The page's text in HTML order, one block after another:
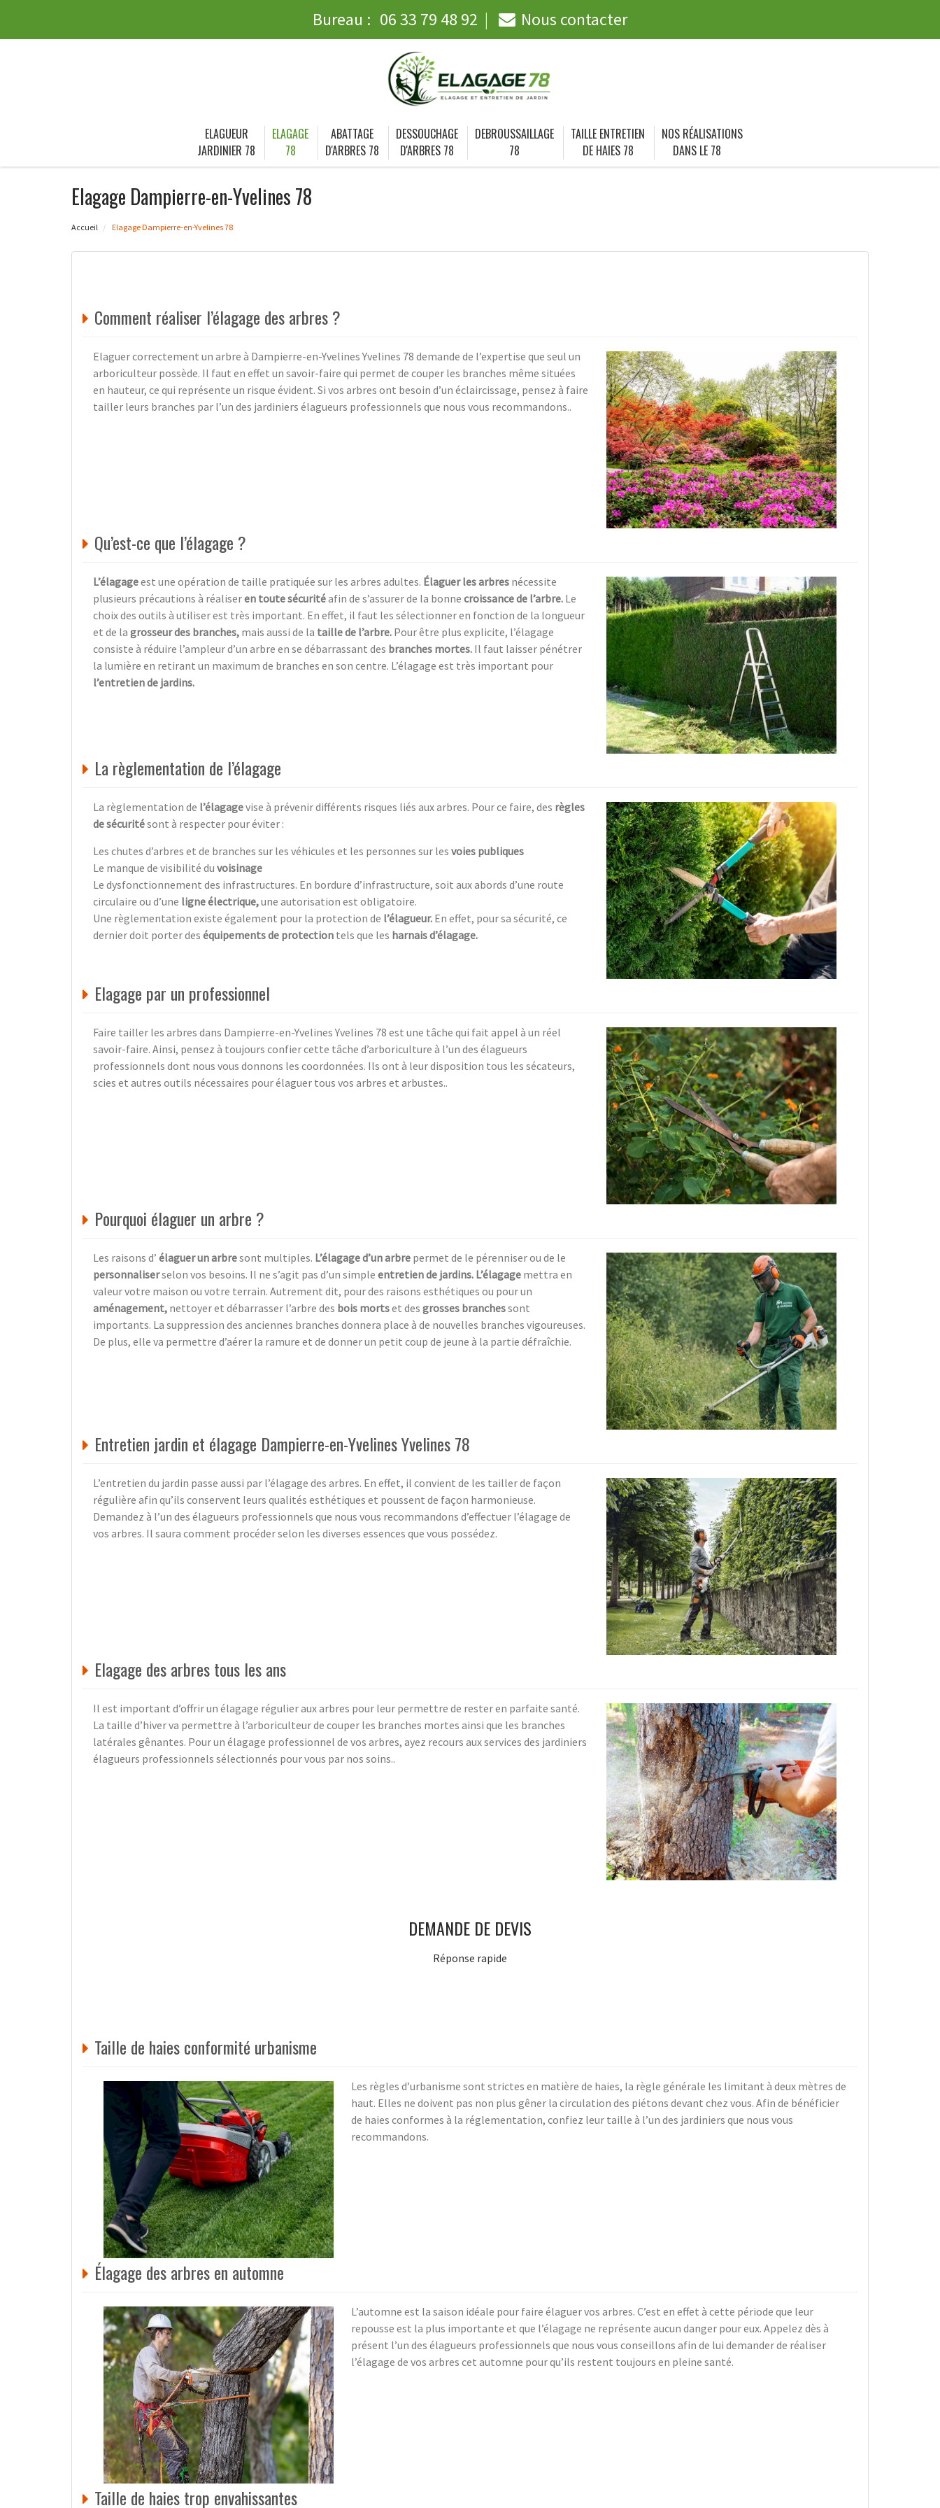
Bureau : 06 33 79 48 92 Nous contacter
ELAGUEUR
JARDINIER 78
ELAGAGE
78
ABATTAGE
D'ARBRES 78
DESSOUCHAGE
D'ARBRES 78
DEBROUSSAILLAGE
78
TAILLE ENTRETIEN
DE HAIES 78
NOS RÉALISATIONS
DANS LE 78
Elagage Dampierre-en-Yvelines 78
Accueil Elagage Dampierre-en-Yvelines 78
Comment réaliser l’élagage des arbres ?
Elaguer correctement un arbre à Dampierre-en-Yvelines Yvelines 78 demande de l’expertise que seul un
arboriculteur possède. Il faut en effet un savoir-faire qui permet de couper les branches même situées
en hauteur, ce qui représente un risque évident. Si vos arbres ont besoin d’un éclaircissage, pensez à faire
tailler leurs branches par l’un des jardiniers élagueurs professionnels que nous vous recommandons..
Qu’est-ce que l’élagage ?
L’élagageest une opération de taille pratiquée sur les arbres adultes. Élaguer les arbres nécessite
plusieurs précautions à réaliseren toute sécuritéafin de s’assurer de la bonne croissance de l’arbre. Le
choix des outils à utiliser est très important. En effet, il faut les sélectionner en fonction de la longueur
et de la grosseur des branches, mais aussi de la taille de l’arbre. Pour être plus explicite, l’élagage
consiste à réduire l’ampleur d’un arbre en se débarrassant des branches mortes. Il faut laisser pénétrer
la lumière en retirant un maximum de branches en son centre. L’élagage est très important pour
l’entretien de jardins.
La règlementation de l’élagage
La règlementation de l’élagagevise à prévenir différents risques liés aux arbres. Pour ce faire, des règles
de sécuritésont à respecter pour éviter :
Les chutes d’arbres et de branches sur les véhicules et les personnes sur les voies publiques
Le manque de visibilité du voisinage
Le dysfonctionnement des infrastructures. En bordure d’infrastructure, soit aux abords d’une route
circulaire ou d’une ligne électrique,une autorisation est obligatoire.
Une règlementation existe également pour la protection de l’élagueur. En effet, pour sa sécurité, ce
dernier doit porter des équipements de protection tels que les harnais d’élagage.
Elagage par un professionnel
Faire tailler les arbres dans Dampierre-en-Yvelines Yvelines 78 est une tâche qui fait appel à un réel
savoir-faire. Ainsi, pensez à toujours confier cette tâche d’arboriculture à l’un des élagueurs
professionnels dont nous vous donnons les coordonnées. Ils ont à leur disposition tous les sécateurs,
scies et autres outils nécessaires pour élaguer tous vos arbres et arbustes..
Pourquoi élaguer un arbre ?
Les raisons d’ élaguer un arbresont multiples. L’élagage d’un arbre permet de le pérenniser ou de le
personnaliserselon vos besoins. Il ne s’agit pas d’un simple entretien de jardins. L’élagage mettra en
valeur votre maison ou votre terrain. Autrement dit, pour des raisons esthétiques ou pour un
aménagement, nettoyer et débarrasser l’arbre des bois mortset des grosses branchessont
importants. La suppression des anciennes branches donnera place à de nouvelles branches vigoureuses.
De plus, elle va permettre d’aérer la ramure et de donner un petit coup de jeune à la partie défraîchie.
Entretien jardin et élagage Dampierre-en-Yvelines Yvelines 78
L’entretien du jardin passe aussi par l’élagage des arbres. En effet, il convient de les tailler de façon
régulière afin qu’ils conservent leurs qualités esthétiques et poussent de façon harmonieuse.
Demandez à l’un des élagueurs professionnels que nous vous recommandons d’effectuer l’élagage de
vos arbres. Il saura comment procéder selon les diverses essences que vous possédez.
Elagage des arbres tous les ans
Il est important d’offrir un élagage régulier aux arbres pour leur permettre de rester en parfaite santé.
La taille d’hiver va permettre à l’arboriculteur de couper les branches mortes ainsi que les branches
latérales gênantes. Pour un élagage professionnel de vos arbres, ayez recours aux services des jardiniers
élagueurs professionnels sélectionnés pour vous par nos soins..
DEMANDE DE DEVIS
Réponse rapide
Taille de haies conformité urbanisme
Les règles d’urbanisme sont strictes en matière de haies, la règle générale les limitant à deux mètres de
haut. Elles ne doivent pas non plus gêner la circulation des piétons devant chez vous. Afin de bénéficier
de haies conformes à la réglementation, confiez leur taille à l’un des jardiniers que nous vous
recommandons.
Élagage des arbres en automne
L’automne est la saison idéale pour faire élaguer vos arbres. C’est en effet à cette période que leur
repousse est la plus importante et que l’élagage ne représente aucun danger pour eux. Appelez dès à
présent l’un des élagueurs professionnels que nous vous conseillons afin de lui demander de réaliser
l’élagage de vos arbres cet automne pour qu’ils restent toujours en pleine santé.
Taille de haies trop envahissantes